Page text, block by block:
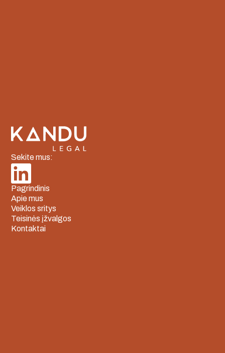
Sekite mus:
Pagrindinis
Apie mus
Veiklos sritys
Teisinės įžvalgos
Kontaktai